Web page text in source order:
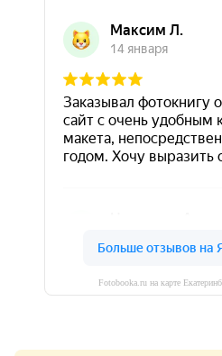
Fotobooka.ru на карте